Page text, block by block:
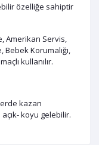
özelliğe sahiptir
Amerikan Servis,
Korumalığı,
kullanılır.
kazan
koyu gelebilir.